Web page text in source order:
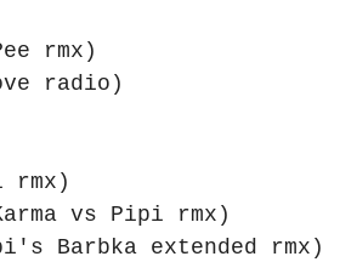
rmx)
radio)
rmx)
vs Pipi rmx)
Barbka extended rmx)